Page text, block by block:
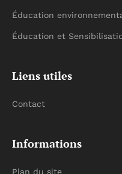
Éducation
Éducation et
Liens utiles
Contact
Informations
Plan du site